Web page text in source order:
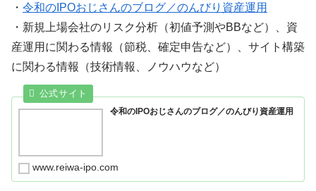
・ 令和のIPOおじさんのブログ／のんびり資産運用
・新規上場会社のリスク分析（初値予測やBBなど）、資
産運用に関わる情報（節税、確定申告など）、サイト構築
に関わる情報（技術情報、ノウハウなど）
令和のIPOおじさんのブログ／のんびり資産運用
www.reiwa-ipo.com